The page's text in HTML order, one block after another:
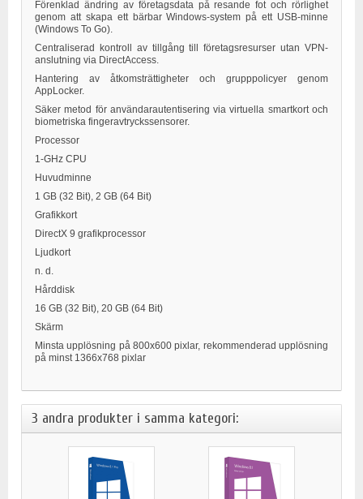
Förenklad ändring av företagsdata på resande fot och rörlighet
genom att skapa ett bärbar Windows-system på ett USB-minne
(Windows To Go).
Centraliserad kontroll av tillgång till företagsresurser utan VPN-
anslutning via DirectAccess.
Hantering av åtkomsträttigheter och grupppolicyer genom
AppLocker.
Säker metod för användarautentisering via virtuella smartkort och
biometriska fingeravtryckssensorer.
Processor
1-GHz CPU
Huvudminne
1 GB (32 Bit), 2 GB (64 Bit)
Grafikkort
DirectX 9 grafikprocessor
Ljudkort
n. d.
Hårddisk
16 GB (32 Bit), 20 GB (64 Bit)
Skärm
Minsta upplösning på 800x600 pixlar, rekommenderad upplösning
på minst 1366x768 pixlar
3 andra produkter i samma kategori: